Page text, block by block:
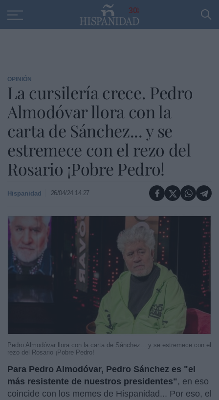
30
OPINIÓN
La cursilería crece. Pedro
Almodóvar llora con la
carta de Sánchez... y se
estremece con el rezo del
Rosario ¡Pobre Pedro!
Hispanidad 26/04/24 14:27
Pedro Almodóvar llora con la carta de Sánchez... y se estremece con el
rezo del Rosario ¡Pobre Pedro!
Para Pedro Almodóvar, Pedro Sánchez es "el
más resistente de nuestros presidentes" , en eso
coincide con los memes de Hispanidad... Por eso, el